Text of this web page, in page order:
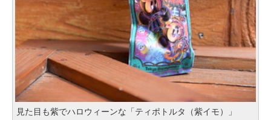
見た目も紫でハロウィーンな「ティポトルタ（紫イモ）」